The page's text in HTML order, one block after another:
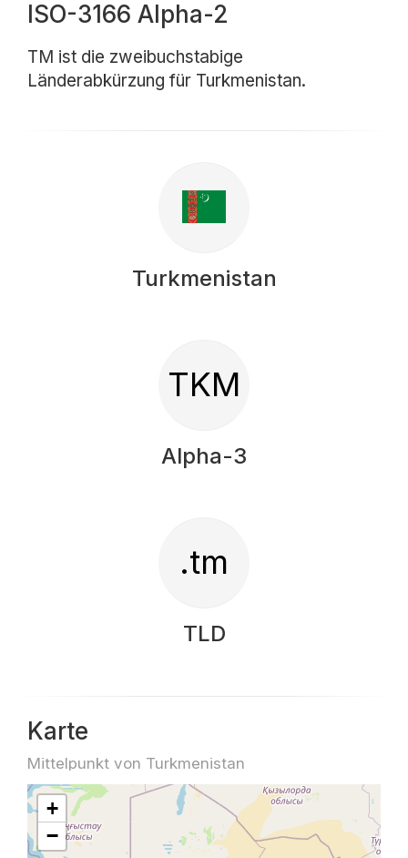
ISO-3166 Alpha-2
TM ist die zweibuchstabige
Länderabkürzung für Turkmenistan.
Turkmenistan
TKM
Alpha-3
.tm
TLD
Karte
Mittelpunkt von Turkmenistan
+
−